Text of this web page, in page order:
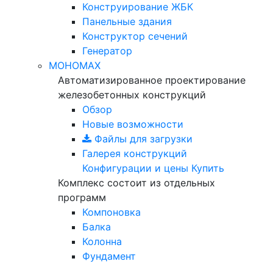
Конструирование ЖБК
Панельные здания
Конструктор сечений
Генератор
МОНОМАХ
Автоматизированное проектирование
железобетонных конструкций
Обзор
Новые возможности
Файлы для загрузки
Галерея конструкций
Конфигурации и цены Купить
Комплекс состоит из отдельных
программ
Компоновка
Балка
Колонна
Фундамент